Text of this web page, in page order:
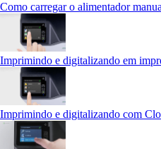
Como carregar o alimentador
Imprimindo e digitalizando em
Imprimindo e digitalizando com